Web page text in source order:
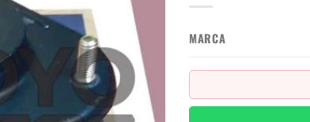
MARCA